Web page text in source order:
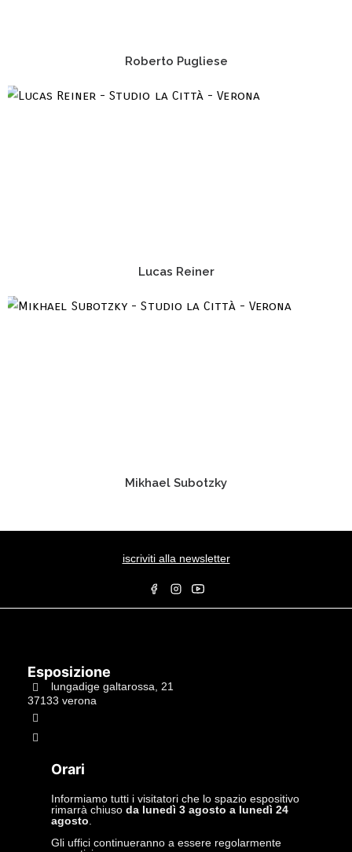
Roberto Pugliese
Lucas Reiner
Mikhael Subotzky
iscriviti alla newsletter
Esposizione
lungadige galtarossa, 21
37133 verona
Orari
Informiamo tutti i visitatori che lo spazio espositivo
rimarrà chiuso da lunedì 3 agosto a lunedì 24
agosto
Gli uffici continueranno a essere regolarmente